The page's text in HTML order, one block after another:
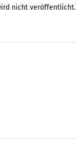
nicht veröffentlicht.